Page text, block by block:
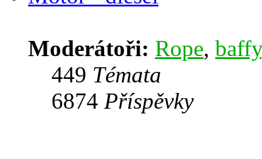
Moderátoři: Rope, baffy
449 Témata
6874 Příspěvky